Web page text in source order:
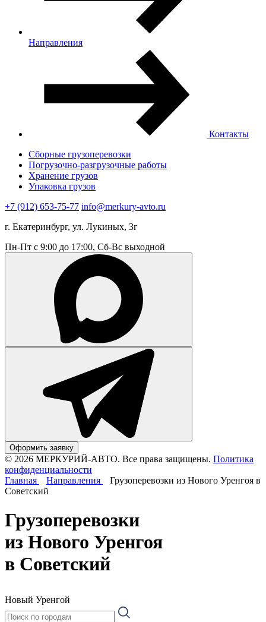
Направления
Контакты
Сборные грузоперевозки
Погрузочно-разгрузочные работы
Хранение грузов
Упаковка грузов
+7 (912) 653-75-77 info@merkury-avto.ru
г. Екатеринбург, ул. Лукиных, 3г
Пн-Пт с 9:00 до 17:00, Сб-Вс выходной
Оформить заявку
© 2026 МЕРКУРИЙ-АВТО. Все права защищены. Политика
конфиденциальности
Главная
Направления
Грузоперевозки из Нового Уренгоя в
Советский
Грузоперевозки
из Нового Уренгоя
в Советский
Новый Уренгой